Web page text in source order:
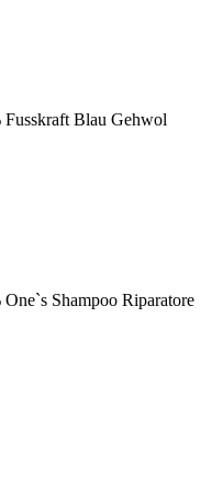
Fusskraft Blau Gehwol
One`s Shampoo Riparatore